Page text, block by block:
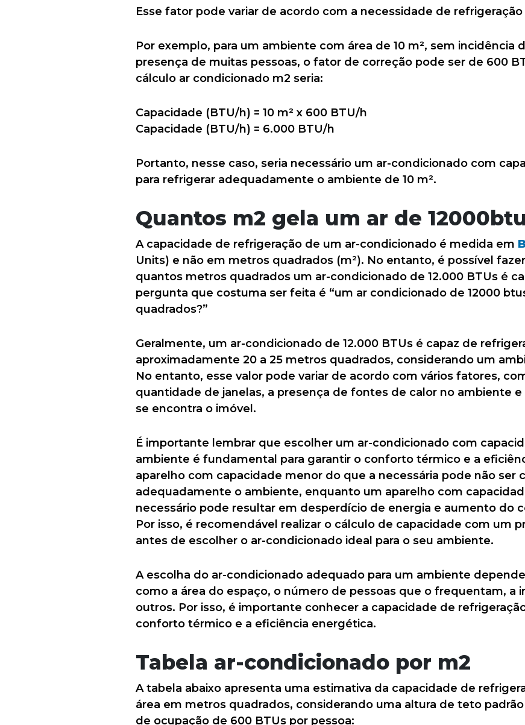
Esse fator pode variar de acordo com a necessidade de
Por exemplo, para um ambiente com área de 10 m², sem incidência
presença de muitas pessoas, o fator de correção pode ser de 600
cálculo ar condicionado m2 seria:
Capacidade (BTU/h) = 10 m² x 600 BTU/h
Capacidade (BTU/h) = 6.000 BTU/h
Portanto, nesse caso, seria necessário um ar-condicionado com
para refrigerar adequadamente o ambiente de 10 m².
Quantos m2 gela um ar de
A capacidade de refrigeração de um ar-condicionado é medida em
Units) e não em metros quadrados (m²). No entanto, é possível
quantos metros quadrados um ar-condicionado de 12.000 BTUs é
pergunta que costuma ser feita é “um ar condicionado de 12000
quadrados?”
Geralmente, um ar-condicionado de 12.000 BTUs é capaz de
aproximadamente 20 a 25 metros quadrados, considerando um
No entanto, esse valor pode variar de acordo com vários fatores,
quantidade de janelas, a presença de fontes de calor no ambiente
se encontra o imóvel.
É importante lembrar que escolher um ar-condicionado com
ambiente é fundamental para garantir o conforto térmico e a
aparelho com capacidade menor do que a necessária pode não ser
adequadamente o ambiente, enquanto um aparelho com
necessário pode resultar em desperdício de energia e aumento do
Por isso, é recomendável realizar o cálculo de capacidade com um
antes de escolher o ar-condicionado ideal para o seu ambiente.
A escolha do ar-condicionado adequado para um ambiente
como a área do espaço, o número de pessoas que o frequentam, a
outros. Por isso, é importante conhecer a capacidade de
conforto térmico e a eficiência energética.
Tabela ar-condicionado por m2
A tabela abaixo apresenta uma estimativa da capacidade de
área em metros quadrados, considerando uma altura de teto
de ocupação de 600 BTUs por pessoa: